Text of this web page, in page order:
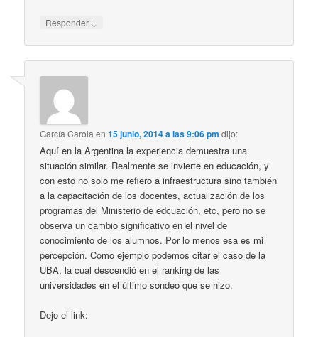
Responder ↓
García Carola en15 junio, 2014 a las 9:06 pm dijo:
Aquí en la Argentina la experiencia demuestra una
situación similar. Realmente se invierte en educación, y
con esto no solo me refiero a infraestructura sino también
a la capacitación de los docentes, actualización de los
programas del Ministerio de edcuación, etc, pero no se
observa un cambio significativo en el nivel de
conocimiento de los alumnos. Por lo menos esa es mi
percepción. Como ejemplo podemos citar el caso de la
UBA, la cual descendió en el ranking de las
universidades en el último sondeo que se hizo.
Dejo el link: